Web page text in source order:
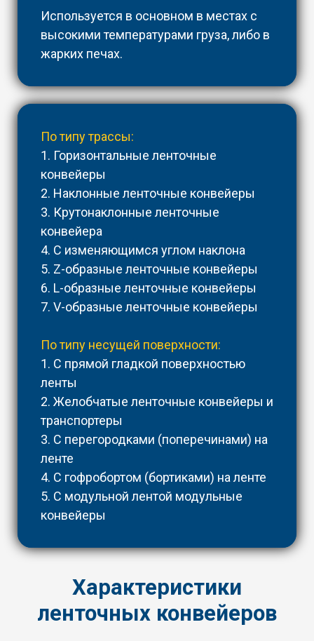
Используется в основном в местах с
высокими температурами груза, либо в
жарких печах.
По типу трассы:
1. Горизонтальные ленточные
конвейеры
2. Наклонные ленточные конвейеры
3. Крутонаклонные ленточные
конвейера
4. С изменяющимся углом наклона
5. Z-образные ленточные конвейеры
6. L-образные ленточные конвейеры
7. V-образные ленточные конвейеры
По типу несущей поверхности:
1. С прямой гладкой поверхностью
ленты
2. Желобчатые ленточные конвейеры и
транспортеры
3. С перегородками (поперечинами) на
ленте
4. С гофробортом (бортиками) на ленте
5. С модульной лентой модульные
конвейеры
Характеристики
ленточных конвейеров